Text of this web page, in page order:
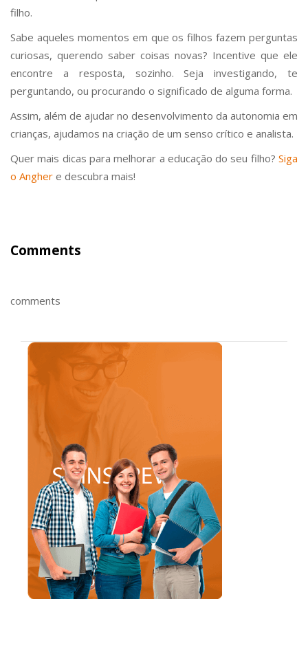
filho.
Sabe aqueles momentos em que os filhos fazem perguntas
curiosas, querendo saber coisas novas? Incentive que ele
encontre a resposta, sozinho. Seja investigando, te
perguntando, ou procurando o significado de alguma forma.
Assim, além de ajudar no desenvolvimento da autonomia em
crianças, ajudamos na criação de um senso crítico e analista.
Quer mais dicas para melhorar a educação do seu filho? Siga
o Angher e descubra mais!
Comments
comments